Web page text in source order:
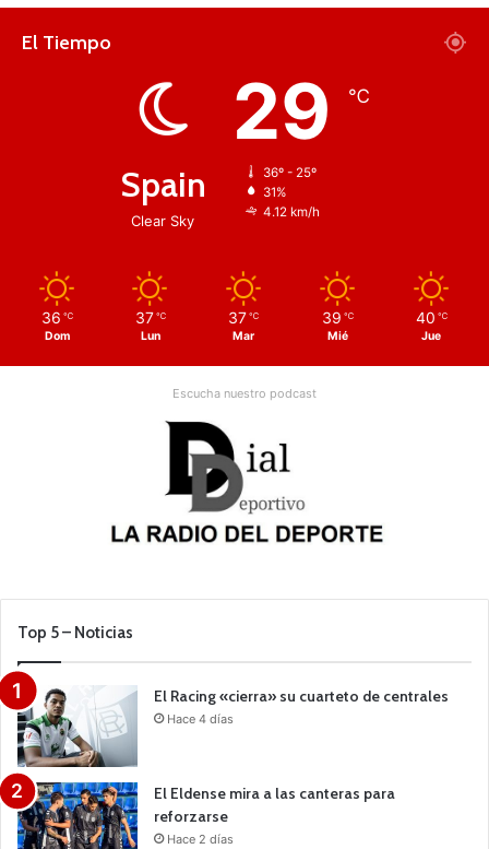
El Tiempo
Spain
Clear Sky
29 ℃
36º - 25º
31%
4.12 km/h
36 ℃
Dom
37 ℃
Lun
37 ℃
Mar
39 ℃
Mié
40 ℃
Jue
Escucha nuestro podcast
Top 5 – Noticias
El Racing «cierra» su cuarteto de centrales
Hace 4 días
El Eldense mira a las canteras para
reforzarse
Hace 2 días